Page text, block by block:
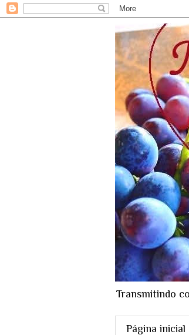
Transmitindo
Página inicial